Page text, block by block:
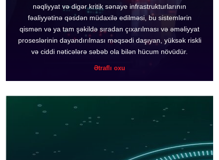
nəqliyyat və digər kritik sənaye infrastrukturlarının
fəaliyyətinə qəsdən müdaxilə edilməsi, bu sistemlərin
qismən və ya tam şəkildə sıradan çıxarılması və əməliyyat
proseslərinin dayandırılması məqsədi daşıyan, yüksək riskli
və ciddi nəticələrə səbəb ola bilən hücum növüdür.
Ətraflı oxu